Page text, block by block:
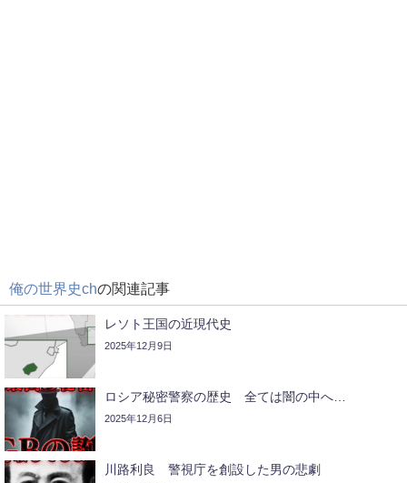
俺の世界史chの関連記事
レソト王国の近現代史
2025年12月9日
ロシア秘密警察の歴史 全ては闇の中へ…
2025年12月6日
川路利良 警視庁を創設した男の悲劇